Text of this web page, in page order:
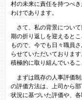
村の未来に責任を持つべ
わけであります。
さて、私の背景について
期の折り返しを迎えると
もので、今でも日々職員
らせていただいておりま
積極的に取り組んでいるこ
まずは既存の人事評価制
の評価方法は、上司から
状況に基づいた評価や、